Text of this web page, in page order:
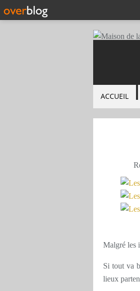
ACCUEIL
Malgré les
Si tout va
lieux